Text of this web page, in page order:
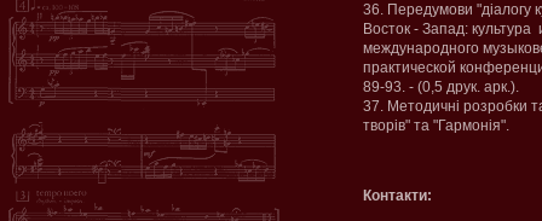
36. Передумови "діалогу
Восток - Запад:
международного
практической
89-93. - (0,5 друк. арк.).
37. Методичні розробки
творів" та "Гармонія".
Контакти: